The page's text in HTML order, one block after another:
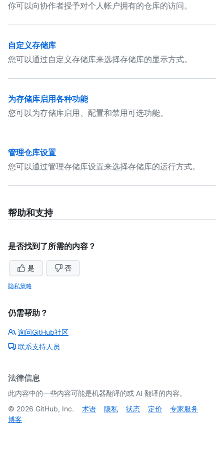
你可以向协作者授予对个人帐户拥有的仓库的访问。
自定义存储库
您可以通过自定义存储库来选择存储库的显示方式。
为存储库启用各种功能
您可以为存储库启用、配置和禁用可选功能。
管理仓库设置
您可以通过管理存储库设置来选择存储库的运行方式。
帮助和支持
是否找到了所需的内容？
是 否
隐私策略
仍需帮助？
询问GitHub社区
联系支持人员
法律信息
此内容中的一些内容可能是机器翻译的或 AI 翻译的内容。
© 2026 GitHub, Inc. 术语 隐私 状态 定价
专家服务
博客